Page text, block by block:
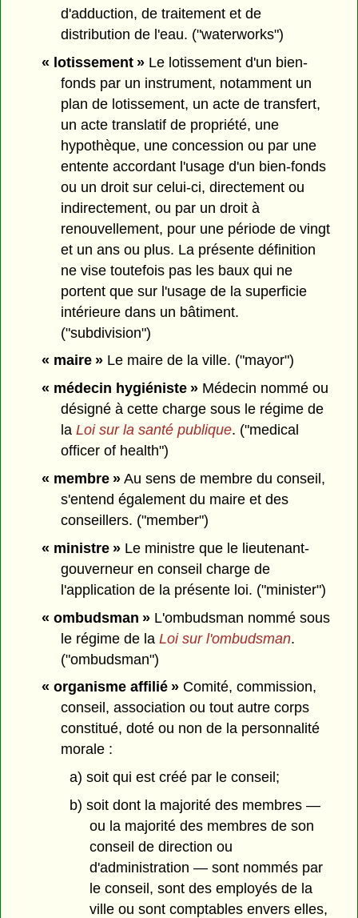
d'adduction, de traitement et de
distribution de l'eau. ("waterworks")
« lotissement »Le lotissement d'un bien-
fonds par un instrument, notamment un
plan de lotissement, un acte de transfert,
un acte translatif de propriété, une
hypothèque, une concession ou par une
entente accordant l'usage d'un bien-fonds
ou un droit sur celui-ci, directement ou
indirectement, ou par un droit à
renouvellement, pour une période de vingt
et un ans ou plus. La présente définition
ne vise toutefois pas les baux qui ne
portent que sur l'usage de la superficie
intérieure dans un bâtiment.
("subdivision")
« maire »Le maire de la ville. ("mayor")
« médecin hygiéniste »Médecin nommé ou
désigné à cette charge sous le régime de
laLoi sur la santé publique. ("medical
officer of health")
« membre »Au sens de membre du conseil,
s'entend également du maire et des
conseillers. ("member")
« ministre »Le ministre que le lieutenant-
gouverneur en conseil charge de
l'application de la présente loi. ("minister")
« ombudsman »L'ombudsman nommé sous
le régime de laLoi sur l'ombudsman.
("ombudsman")
« organisme affilié »Comité, commission,
conseil, association ou tout autre corps
constitué, doté ou non de la personnalité
morale :
a) soit qui est créé par le conseil;
b) soit dont la majorité des membres —
ou la majorité des membres de son
conseil de direction ou
d'administration — sont nommés par
le conseil, sont des employés de la
ville ou sont comptables envers elles,